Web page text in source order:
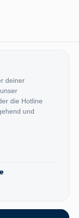
deiner
die Hotline
und